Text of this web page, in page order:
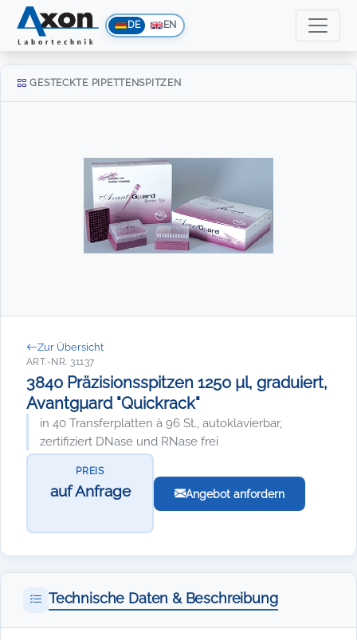
DE EN
GESTECKTE PIPETTENSPITZEN
Zur Übersicht
ART.-NR. 31137
3840 Präzisionsspitzen 1250 µl, graduiert,
Avantgµard "Quickrack"
in 40 Transferplatten à 96 St., autoklavierbar,
zertifiziert DNase und RNase frei
PREIS
auf Anfrage Angebot anfordern
Technische Daten & Beschreibung